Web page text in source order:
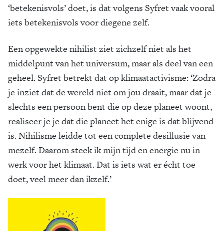
‘betekenisvols’ doet, is dat volgens Syfret vaak vooral
iets betekenisvols voor diegene zelf.
Een opgewekte nihilist ziet zichzelf niet als het
middelpunt van het universum, maar als deel van een
geheel. Syfret betrekt dat op klimaatactivisme: ‘Zodra
je inziet dat de wereld niet om jou draait, maar dat je
slechts een persoon bent die op deze planeet woont,
realiseer je je dat die planeet het enige is dat blijvend
is. Nihilisme leidde tot een complete desillusie van
mezelf. Daarom steek ik mijn tijd en energie nu in
werk voor het klimaat. Dat is iets wat er écht toe
doet, veel meer dan ikzelf.’